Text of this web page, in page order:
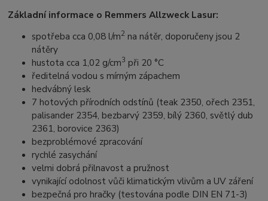
Základní informace o Remmers Allzweck Lasur:
spotřeba cca 0,08 l/m2 na nátěr, doporučeny jsou 2
nátěry
hustota cca 1,02 g/cm3 při 20 °C
ředitelná vodou s mírným zápachem
hedvábný lesk
7 hotových přírodních odstínů (teak 2350, ořech 2351,
palisander 2354, bezbarvý 2359, bílý 2360, světlý dub
2361, borovice 2363)
bezproblémové zpracování
rychlé zasychání
velmi dobrá přilnavost a pružnost
vynikající odolnost vůči klimatickým vlivům a UV záření
bezpečná pro hračky (testována podle DIN EN 71-3)